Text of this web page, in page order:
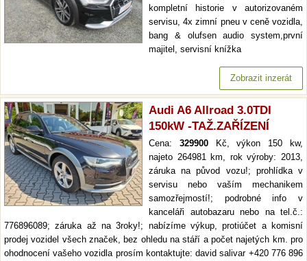
kompletní historie v autorizovaném
servisu, 4x zimní pneu v ceně vozidla,
bang & olufsen audio system,první
majitel, servisní knížka
Zobrazit inzerát
Audi A6 Allroad 3.0TDI
150kW -TAŽ.ZAŘÍZENÍ
Cena: 329900Kč, výkon 150 kw,
najeto 264981 km, rok výroby: 2013,
záruka na původ vozu!; prohlídka v
servisu nebo vaším mechanikem
samozřejmostí!; podrobné info v
kanceláři autobazaru nebo na tel.č.:
776896089; záruka až na 3roky!; nabízíme výkup, protiúčet a komisní
prodej vozidel všech značek, bez ohledu na stáří a počet najetých km. pro
ohodnocení vašeho vozidla prosím kontaktujte: david salivar +420 776 896